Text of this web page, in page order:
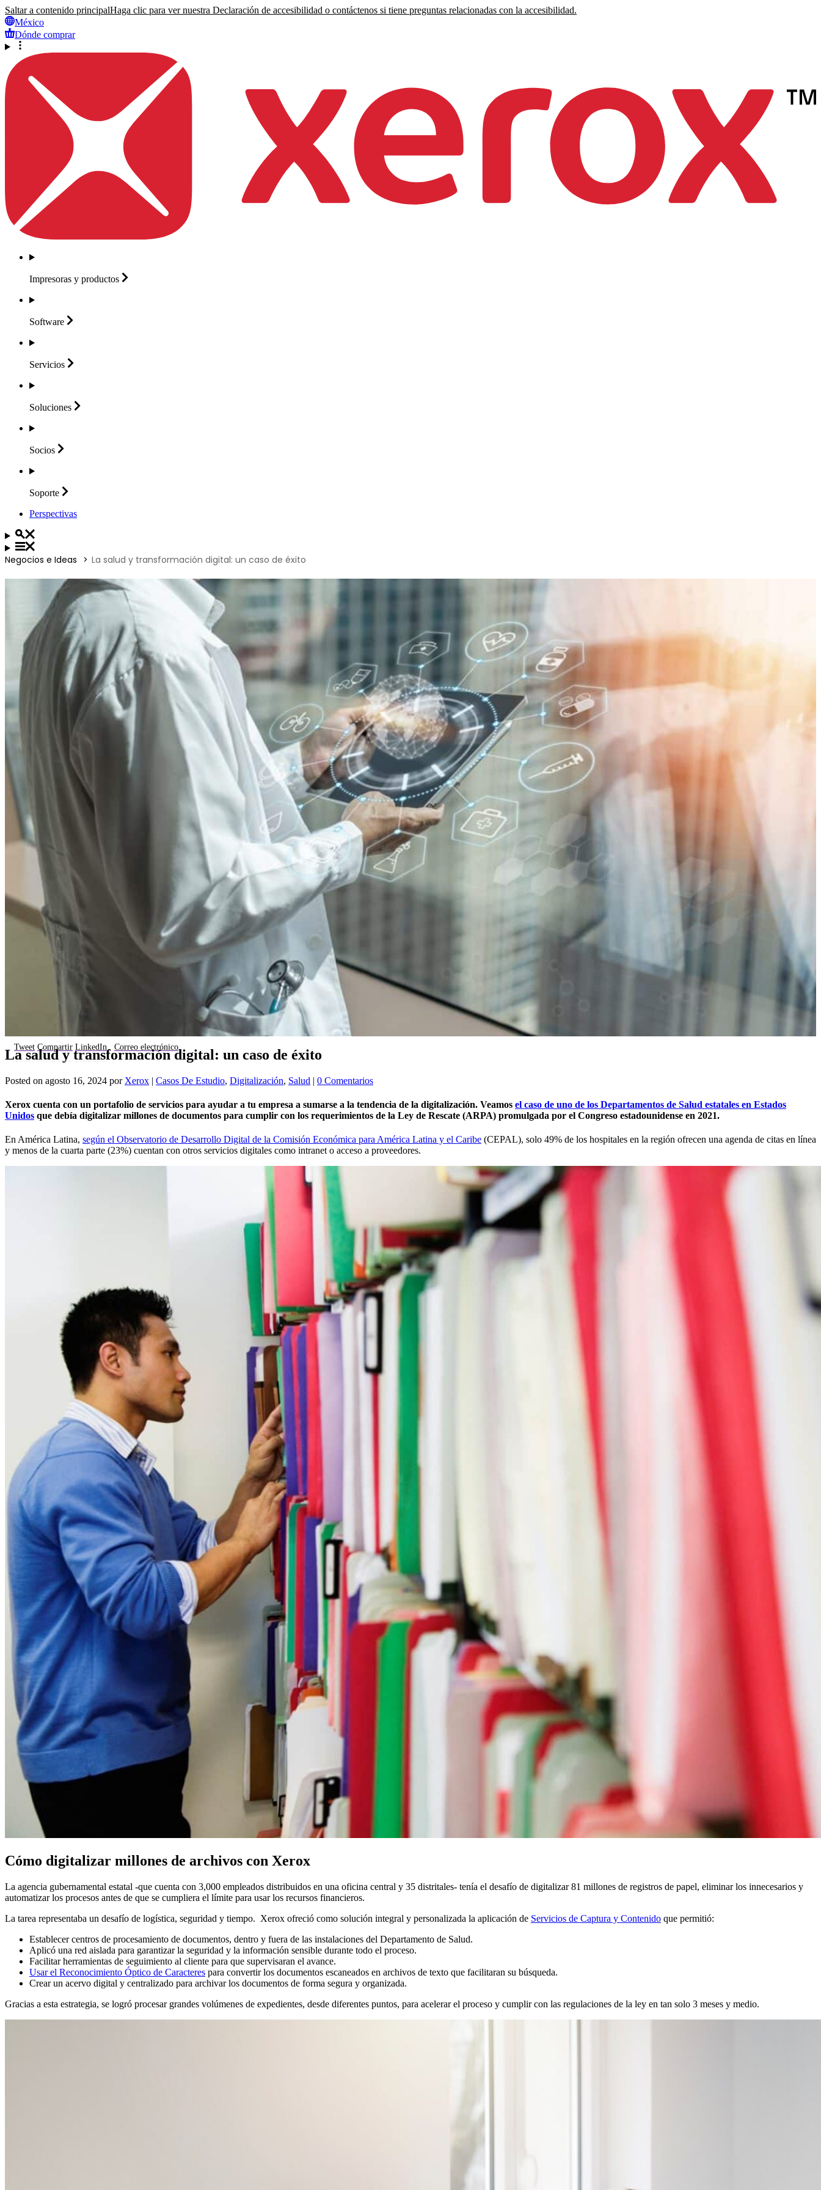
Saltar a contenido principalHaga clic para ver nuestra Declaración de accesibilidad o contáctenos si tiene preguntas relacionadas con la accesibilidad.
México
Dónde comprar
Impresoras y productos
Software
Servicios
Soluciones
Socios
Soporte
Perspectivas
Negocios e Ideas La salud y transformación digital: un caso de éxito
Tweet Compartir LinkedIn Correo electrónico
La salud y transformación digital: un caso de éxito
Posted on agosto 16, 2024 por Xerox | Casos De Estudio, Digitalización, Salud | 0 Comentarios
Xerox cuenta con un portafolio de servicios para ayudar a tu empresa a sumarse a la tendencia de la digitalización. Veamos el caso de uno de los Departamentos de Salud estatales en Estados
Unidos que debía digitalizar millones de documentos para cumplir con los requerimientos de la Ley de Rescate (ARPA) promulgada por el Congreso estadounidense en 2021.
En América Latina, según el Observatorio de Desarrollo Digital de la Comisión Económica para América Latina y el Caribe (CEPAL), solo 49% de los hospitales en la región ofrecen una agenda de citas en línea
y menos de la cuarta parte (23%) cuentan con otros servicios digitales como intranet o acceso a proveedores.
Cómo digitalizar millones de archivos con Xerox
La agencia gubernamental estatal -que cuenta con 3,000 empleados distribuidos en una oficina central y 35 distritales- tenía el desafío de digitalizar 81 millones de registros de papel, eliminar los innecesarios y
automatizar los procesos antes de que se cumpliera el límite para usar los recursos financieros.
La tarea representaba un desafío de logística, seguridad y tiempo. Xerox ofreció como solución integral y personalizada la aplicación de Servicios de Captura y Contenido que permitió:
Establecer centros de procesamiento de documentos, dentro y fuera de las instalaciones del Departamento de Salud.
Aplicó una red aislada para garantizar la seguridad y la información sensible durante todo el proceso.
Facilitar herramientas de seguimiento al cliente para que supervisaran el avance.
Usar el Reconocimiento Óptico de Caracteres para convertir los documentos escaneados en archivos de texto que facilitaran su búsqueda.
Crear un acervo digital y centralizado para archivar los documentos de forma segura y organizada.
Gracias a esta estrategia, se logró procesar grandes volúmenes de expedientes, desde diferentes puntos, para acelerar el proceso y cumplir con las regulaciones de la ley en tan solo 3 meses y medio.